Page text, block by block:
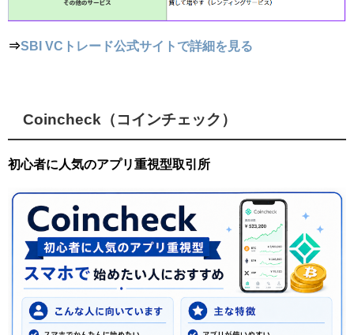
⇒SBI VCトレード公式サイトで詳細を見る
Coincheck（コインチェック）
初心者に人気のアプリ重視型取引所